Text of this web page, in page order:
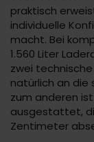
praktisch
individuelle
macht. Bei
1.560 Liter
zwei
natürlich an
zum anderen
ausgestattet,
Zentimeter